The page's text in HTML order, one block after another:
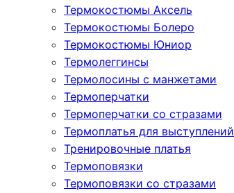
Термокостюмы Аксель
Термокостюмы Болеро
Термокостюмы Юниор
Термолеггинсы
Термолосины с манжетами
Термоперчатки
Термоперчатки со стразами
Термоплатья для выступлений
Тренировочные платья
Термоповязки
Термоповязки со стразами